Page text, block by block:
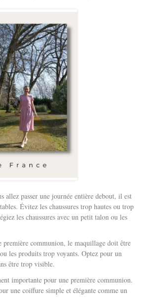
allez passer une journée entière debout, il est
Évitez les chaussures trop hautes ou trop
les chaussures avec un petit talon ou les
première communion, le maquillage doit être
les produits trop voyants. Optez pour un
être trop visible.
importante pour une première communion.
une coiffure simple et élégante comme un